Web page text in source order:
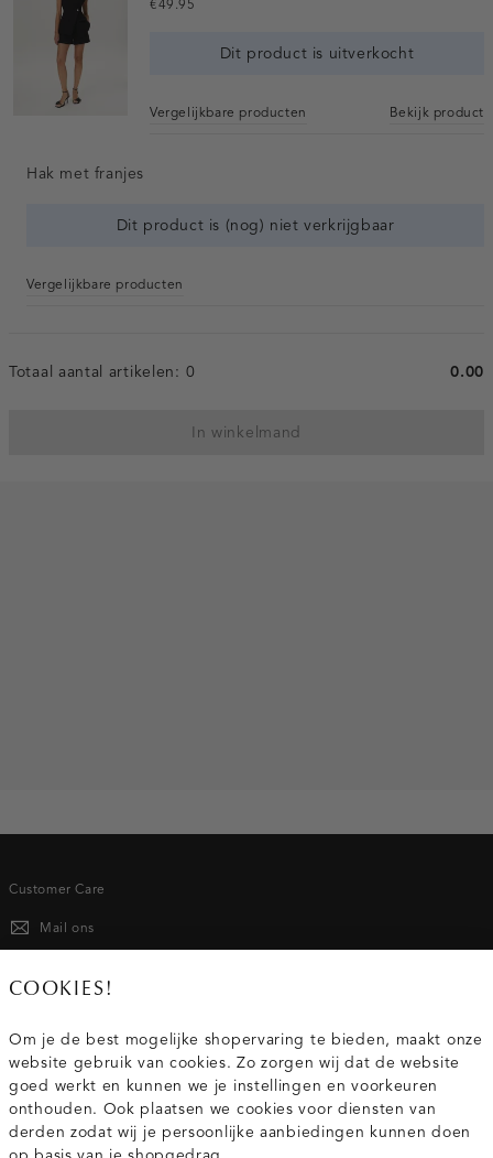
€49.95
Dit product is uitverkocht
Vergelijkbare producten Bekijk product
Hak met franjes
Dit product is (nog) niet verkrijgbaar
Vergelijkbare producten
Totaal aantal artikelen: 0 0.00
In winkelmand
Customer Care
Mail ons
020 - 3412 667
Service
Wij zijn Costes
COOKIES!
Om je de best mogelijke shopervaring te bieden, maakt onze
website gebruik van cookies. Zo zorgen wij dat de website
goed werkt en kunnen we je instellingen en voorkeuren
onthouden. Ook plaatsen we cookies voor diensten van
derden zodat wij je persoonlijke aanbiedingen kunnen doen